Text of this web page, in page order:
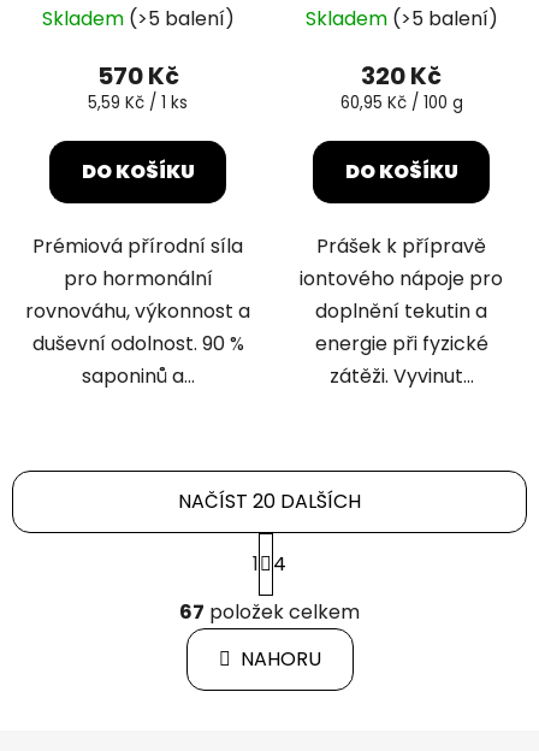
hodnocení
produktu
je
z
Skladem (>5 balení)
570 Kč
Měrná
5,59 Kč / 1 ks
DO KOŠÍKU
Prémiová přírodní síla
pro hormonální
rovnováhu, výkonnost a
duševní odolnost. 90 %
saponinů a...
hodnocení
produktu
je
z
Skladem (>5 balení)
320 Kč
Měrná
60,95 Kč / 100 g
DO KOŠÍKU
Prášek k přípravě
iontového nápoje pro
doplnění tekutin a
energie při fyzické
zátěži. Vyvinut...
O
v
l
á
d
NAČÍST 20 DALŠÍCH
S
t
r
á
n
k
1
4
67 položek celkem
NAHORU